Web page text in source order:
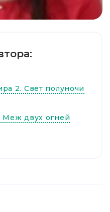
2. Свет полуночи
Меж двух огней